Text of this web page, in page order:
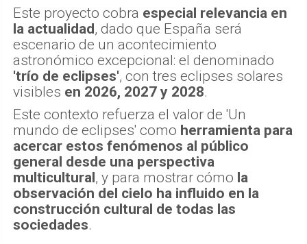
Este proyecto cobra especial relevancia en
la actualidad, dado que España será
escenario de un acontecimiento
astronómico excepcional: el denominado
'trío de eclipses', con tres eclipses solares
visibles en 2026, 2027 y 2028.
Este contexto refuerza el valor de 'Un
mundo de eclipses' como herramienta para
acercar estos fenómenos al público
general desde una perspectiva
multicultural, y para mostrar cómo la
observación del cielo ha influido en la
construcción cultural de todas las
sociedades.